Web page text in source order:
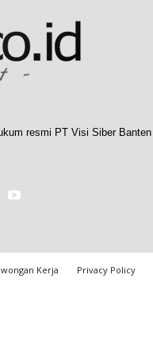
resmi PT Visi Siber Banten
Kerja Privacy Policy